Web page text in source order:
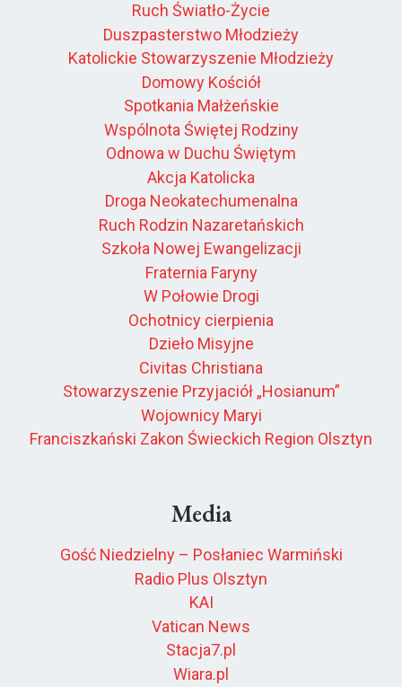
Ruch Światło-Życie
Duszpasterstwo Młodzieży
Katolickie Stowarzyszenie Młodzieży
Domowy Kościół
Spotkania Małżeńskie
Wspólnota Świętej Rodziny
Odnowa w Duchu Świętym
Akcja Katolicka
Droga Neokatechumenalna
Ruch Rodzin Nazaretańskich
Szkoła Nowej Ewangelizacji
Fraternia Faryny
W Połowie Drogi
Ochotnicy cierpienia
Dzieło Misyjne
Civitas Christiana
Stowarzyszenie Przyjaciół „Hosianum”
Wojownicy Maryi
Franciszkański Zakon Świeckich Region Olsztyn
Media
Gość Niedzielny – Posłaniec Warmiński
Radio Plus Olsztyn
KAI
Vatican News
Stacja7.pl
Wiara.pl